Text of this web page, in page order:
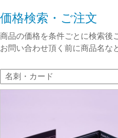
価格検索・ご注文
商品の価格を条件ごとに検索後
お問い合わせ頂く前に商品名な